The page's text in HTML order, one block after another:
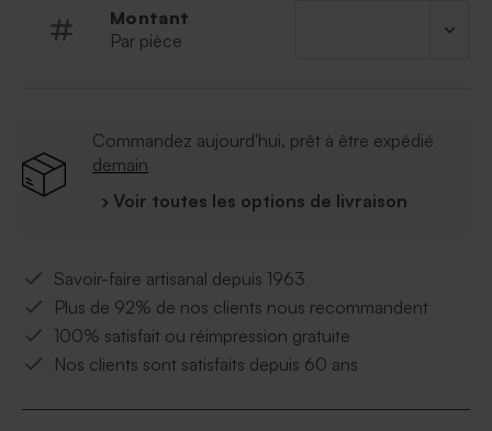
Montant
Par pièce
Commandez aujourd'hui, prêt à être expédié
demain
› Voir toutes les options de livraison
Savoir-faire artisanal depuis 1963
Plus de 92% de nos clients nous recommandent
100% satisfait ou réimpression gratuite
Nos clients sont satisfaits depuis 60 ans